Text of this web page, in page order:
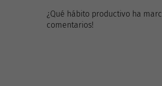
¿Qué hábito productivo ha
comentarios!